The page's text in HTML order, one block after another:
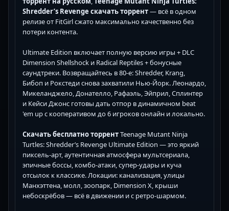
Shredder’s Revenge скачать торрент— всё в одном
релизе от FitGirl сжато максимально качественно без
потери контента.
Ultimate Edition включает полную версию игры + DLC
Dimension Shellshock и Radical Reptiles + бонусные
саундтреки. Возвращайтесь в 80-е: Shredder, Krang,
Бибоп и Рокстеди снова захватили Нью-Йорк. Леонардо,
Микеланджело, Донателло, Рафаэль, Эйприл, Сплинтер
и Кейси Джонс готовы дать отпор в динамичном beat
'em up с кооперативом до 6 игроков онлайн и локально.
Скачать бесплатно торрентTeenage Mutant Ninja
Turtles: Shredder’s Revenge Ultimate Edition — это яркий
пиксель-арт, аутентичная атмосфера мультсериала,
эпичные боссы, комбо-атаки, супер-удары и куча
отсылок к классике. Локации: канализация, улицы
Манхэттена, молл, зоопарк, Dimension X, крыши
небоскрёбов — всё в движении и с ретро-шармом.